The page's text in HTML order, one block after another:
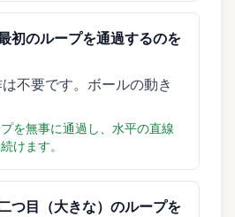
初のループを通過するのを
不要です。ボールの動き
を無事に通過し、水平の直線
けます。
つ目（大きな）のループを